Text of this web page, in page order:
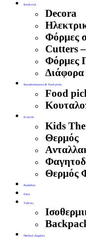
Κουζινικά
Decora
Φόρμες
Cutters
Φόρμες
Διάφορα
Κουταλοπίρουνα & Food picks
Food
EcoLife
Kids
Θερμός
Θερμός
Pandaboo
Estia
Τσάντες
Παιδικό Δωμάτιο